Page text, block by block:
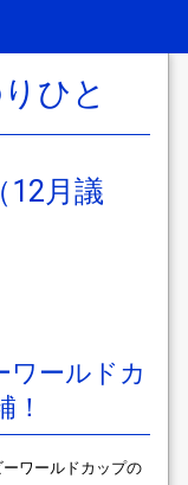
ひと
12月議
ワールドカ
！
ワールドカップの